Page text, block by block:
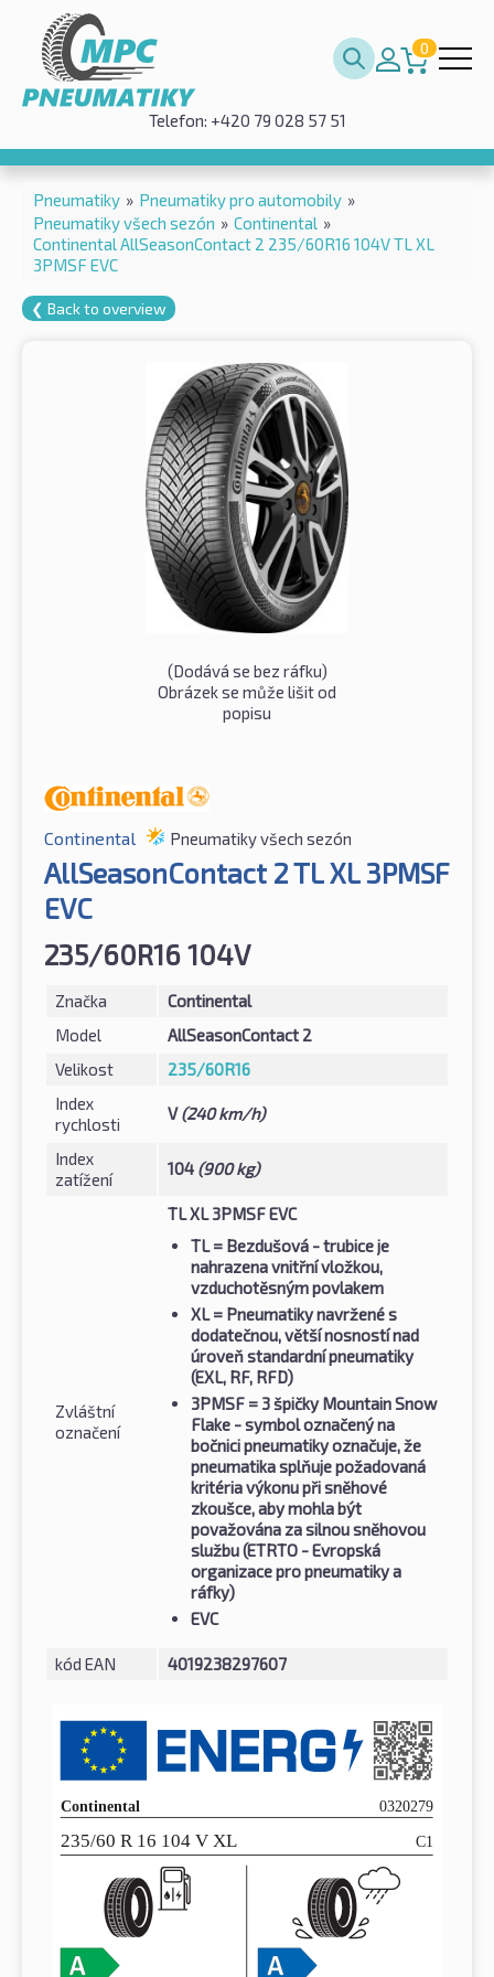
0
Telefon: +420 79 028 57 51
Pneumatiky » Pneumatiky pro automobily »
Pneumatiky všech sezón » Continental »
Continental AllSeasonContact 2 235/60R16 104V TL XL
3PMSF EVC
❮ Back to overview
(Dodává se bez ráfku)
Obrázek se může lišit od
popisu
Continental Pneumatiky všech sezón
AllSeasonContact 2 TL XL 3PMSF
EVC
235/60R16 104V
Značka
Continental
Model
AllSeasonContact 2
Velikost
235/60R16
Index
rychlosti
V(240 km/h)
Index
zatížení
104 (900 kg)
Zvláštní
označení
TL XL 3PMSF EVC
TL= Bezdušová - trubice je
nahrazena vnitřní vložkou,
vzduchotěsným povlakem
XL= Pneumatiky navržené s
dodatečnou, větší nosností nad
úroveň standardní pneumatiky
(EXL, RF, RFD)
3PMSF = 3 špičky Mountain Snow
Flake - symbol označený na
bočnici pneumatiky označuje, že
pneumatika splňuje požadovaná
kritéria výkonu při sněhové
zkoušce, aby mohla být
považována za silnou sněhovou
službu (ETRTO - Evropská
organizace pro pneumatiky a
ráfky)
EVC
kód EAN 4019238297607